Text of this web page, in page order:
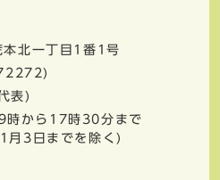
本北一丁目1番1号
表)
時から17時30分まで
月3日までを除く)